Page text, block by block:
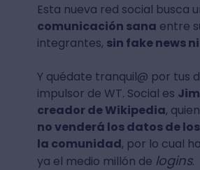
Esta nueva red social busca
comunicación sana entre
integrantes, sin fake news
Y quédate tranquil@ por tus
impulsor de WT. Social es
creador de Wikipedia,
no venderá los datos de
la comunidad, por lo cual
ya el medio millón de logins.